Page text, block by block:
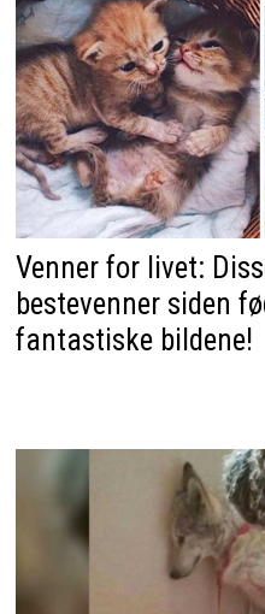
Venner for livet:
bestevenner siden
fantastiske bildene!